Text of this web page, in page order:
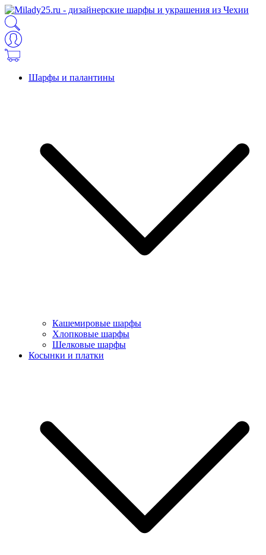
Шарфы и палантины
Кашемировые шарфы
Хлопковые шарфы
Шелковые шарфы
Косынки и платки